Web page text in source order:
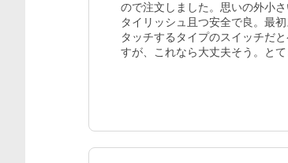
ので注文しました。思いの外小
タイリッシュ且つ安全で良。最
タッチするタイプのスイッチだ
すが、これなら大丈夫そう。と